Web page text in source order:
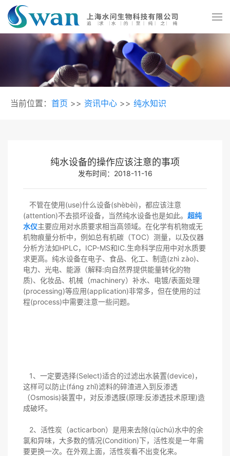
当前位置： 首页 >> 资讯中心 >> 纯水知识
纯水设备的操作应该注意的事项
发布时间：2018-11-16
不管在使用(use)什么设备(shèbèi)，都应该注意
(attention)不去损坏设备，当然纯水设备也是如此。 超纯
水仪主要应用对水质要求相当高领域。在化学有机物或无
机物痕量分析中，例如总有机碳（TOC）测量，以及仪器
分析方法如HPLC，ICP-MS和IC.生命科学应用中对水质要
求更高。纯水设备在电子、食品、化工、制造(zhì zào)、
电力、光电、能源（解释:向自然界提供能量转化的物
质)、化妆品、机械（machinery）补水、电镀/表面处理
(processing)等应用(application)非常多，但在使用的过
程(process)中需要注意一些问题。
1、一定要选择(Select)适合的过滤出水装置(device)，
这样可以防止(fáng zhǐ)滤料的碎渣进入到反渗透
（Osmosis)装置中，对反渗透膜(原理:反渗透技术原理)造
成破坏。
2、活性炭（acticarbon）是用来去除(qùchú)水中的余
氯和异味，大多数的情况(Condition)下，活性炭是一年需
要更换一次。在外观上面，活性炭看不出变化来。